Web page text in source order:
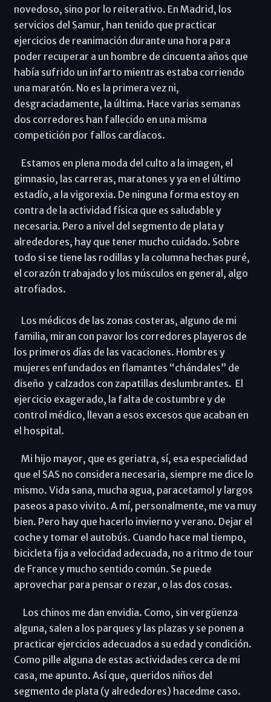
novedoso, sino por lo reiterativo. En Madrid, los
servicios del Samur, han tenido que practicar
ejercicios de reanimación durante una hora para
poder recuperar a un hombre de cincuenta años que
había sufrido un infarto mientras estaba corriendo
una maratón. No es la primera vez ni,
desgraciadamente, la última. Hace varias semanas
dos corredores han fallecido en una misma
competición por fallos cardíacos.
Estamos en plena moda del culto a la imagen, el
gimnasio, las carreras, maratones y ya en el último
estadío, a la vigorexia. De ninguna forma estoy en
contra de la actividad física que es saludable y
necesaria. Pero a nivel del segmento de plata y
alrededores, hay que tener mucho cuidado. Sobre
todo si se tiene las rodillas y la columna hechas puré,
el corazón trabajado y los músculos en general, algo
atrofiados.
Los médicos de las zonas costeras, alguno de mi
familia, miran con pavor los corredores playeros de
los primeros días de las vacaciones. Hombres y
mujeres enfundados en flamantes “chándales” de
diseño y calzados con zapatillas deslumbrantes. El
ejercicio exagerado, la falta de costumbre y de
control médico, llevan a esos excesos que acaban en
el hospital.
Mi hijo mayor, que es geriatra, sí, esa especialidad
que el SAS no considera necesaria, siempre me dice lo
mismo. Vida sana, mucha agua, paracetamol y largos
paseos a paso vivito. A mí, personalmente, me va muy
bien. Pero hay que hacerlo invierno y verano. Dejar el
coche y tomar el autobús. Cuando hace mal tiempo,
bicicleta fija a velocidad adecuada, no a ritmo de tour
de France y mucho sentido común. Se puede
aprovechar para pensar o rezar, o las dos cosas.
Los chinos me dan envidia. Como, sin vergüenza
alguna, salen a los parques y las plazas y se ponen a
practicar ejercicios adecuados a su edad y condición.
Como pille alguna de estas actividades cerca de mi
casa, me apunto. Así que, queridos niños del
segmento de plata (y alrededores) hacedme caso.